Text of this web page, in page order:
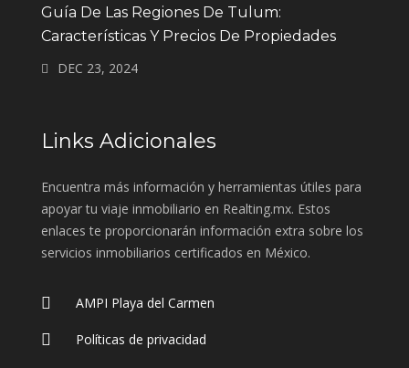
Guía De Las Regiones De Tulum:
Características Y Precios De Propiedades
DEC 23, 2024
Links Adicionales
Encuentra más información y herramientas útiles para
apoyar tu viaje inmobiliario en Realting.mx. Estos
enlaces te proporcionarán información extra sobre los
servicios inmobiliarios certificados en México.
AMPI Playa del Carmen
Políticas de privacidad